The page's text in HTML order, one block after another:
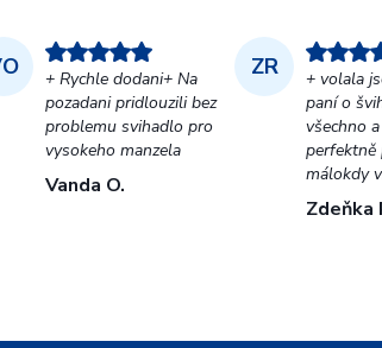
+ Rychle dodani+ Na
pozadani pridlouzili bez
problemu svihadlo pro
vysokeho manzela
Vanda O.
ZR
+ volala
paní o
všechno
perfektně
málokdy
Zdeňka